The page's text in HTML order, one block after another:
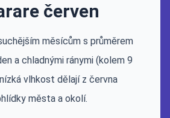
červen
měsícům s průměrem
a chladnými ránymi (kolem 9
vlhkost dělají z června
města a okolí.